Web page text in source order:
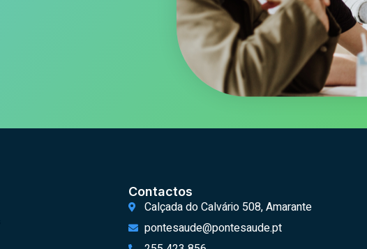
Contactos
Calçada do Calvário 508, Amarante
pontesaude@pontesaude.pt